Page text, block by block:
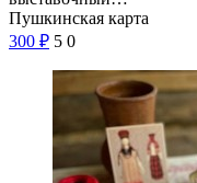
Пушкинская карта
300 ₽ 5 0